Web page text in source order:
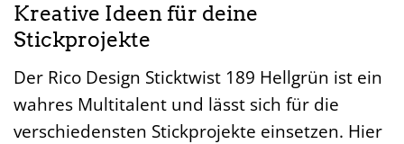
Kreative Ideen für deine
Stickprojekte
Der Rico Design Sticktwist 189 Hellgrün ist ein
wahres Multitalent und lässt sich für die
verschiedensten Stickprojekte einsetzen. Hier